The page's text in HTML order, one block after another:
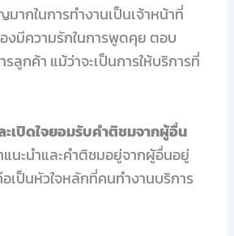
ากในการทำงานเป็นเจ้าหน้าที่
งมีความรักในการพูดคุย ตอบ
รลูกค้า แม้ว่าจะเป็นการให้บริการที่
ะเปิดใจยอมรับคำติชมจากผู้อื่น
นะนำและคำติชมอยู่จากผู้อื่นอยู่
เป็นหัวใจหลักที่คนทำงานบริการ